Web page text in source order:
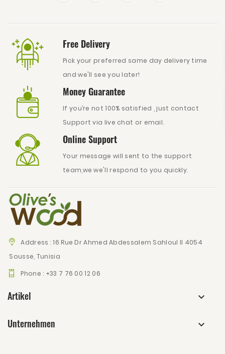
Free Delivery
Pick your preferred same day delivery time
and we'll see you later!
Money Guarantee
If you’re not 100% satisfied , just contact
Support via live chat or email.
Online Support
Your message will sent to the support
team,we we'll respond to you quickly.
Address :16 Rue Dr Ahmed Abdessalem Sahloul II 4054
Sousse, Tunisia
Phone : +33 7 76 00 12 06
Artikel
Unternehmen